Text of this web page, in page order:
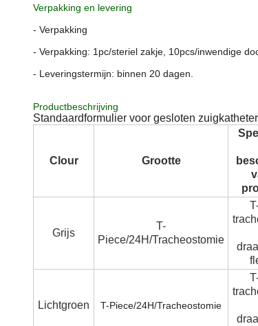
Verpakking en levering
- Verpakking
- Verpakking: 1pc/steriel zakje, 10pcs/inwendige
- Leveringstermijn: binnen 20 dagen.
Productbeschrijving
Standaardformulier voor gesloten zuigkatheter
Clour Grootte
Grijs
T-
Piece/24H/Tracheostomie
Lichtgroen T-Piece/24H/Tracheostomie